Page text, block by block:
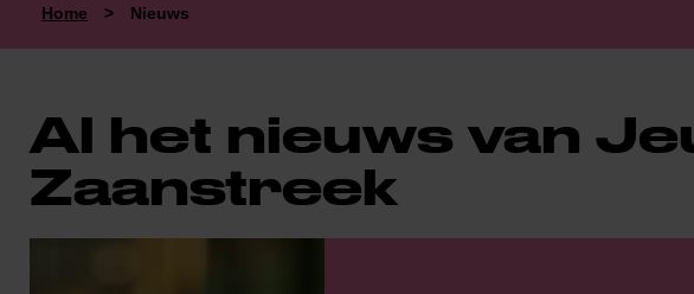
Home > Nieuws
Al het nieuws van
Zaanstreek